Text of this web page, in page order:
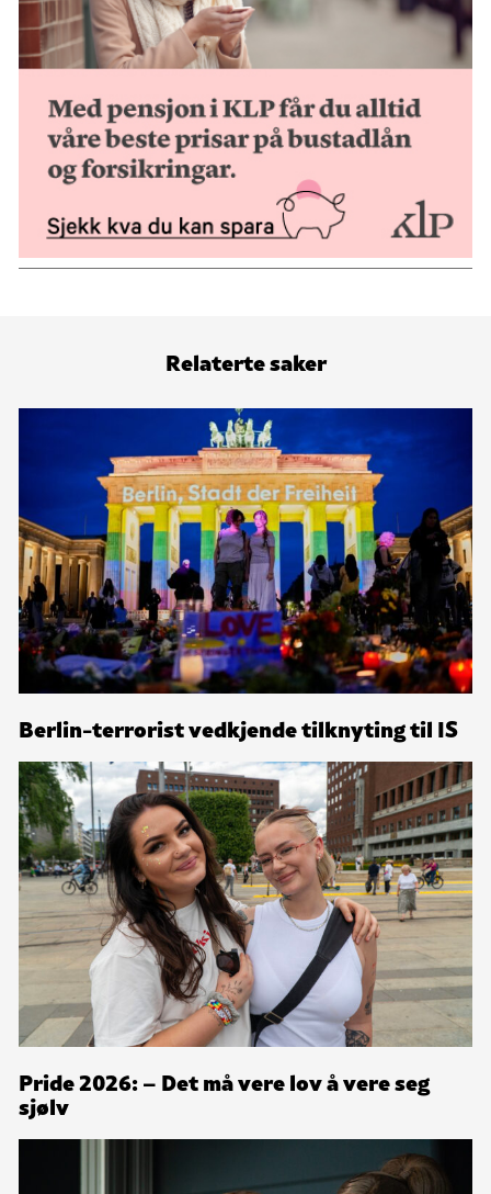
Relaterte saker
Berlin-terrorist vedkjende tilknyting til IS
Pride 2026: – Det må vere lov å vere seg
sjølv